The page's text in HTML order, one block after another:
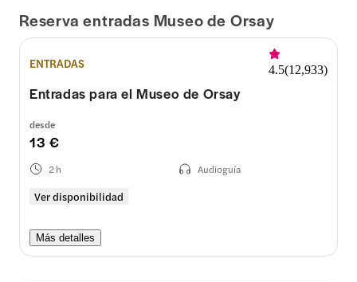
Reserva entradas Museo de Orsay
ENTRADAS 4.5(12,933)
Entradas para el Museo de Orsay
desde
13 €
Ver disponibilidad
2 h Audioguía
Más detalles